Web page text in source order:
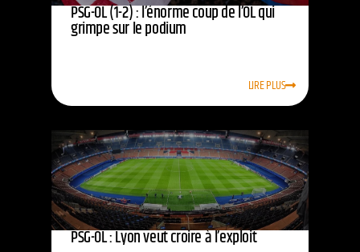
PSG-OL (1-2) : l’énorme coup de l’OL qui
grimpe sur le podium
LIRE PLUS
PSG-OL : Lyon veut croire à l’exploit